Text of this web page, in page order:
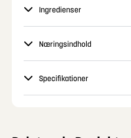
Ingredienser
Næringsindhold
Specifikationer